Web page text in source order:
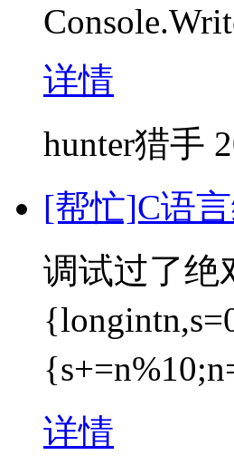
详情
hunter猎手
[帮忙]C语
调试过了绝
详情